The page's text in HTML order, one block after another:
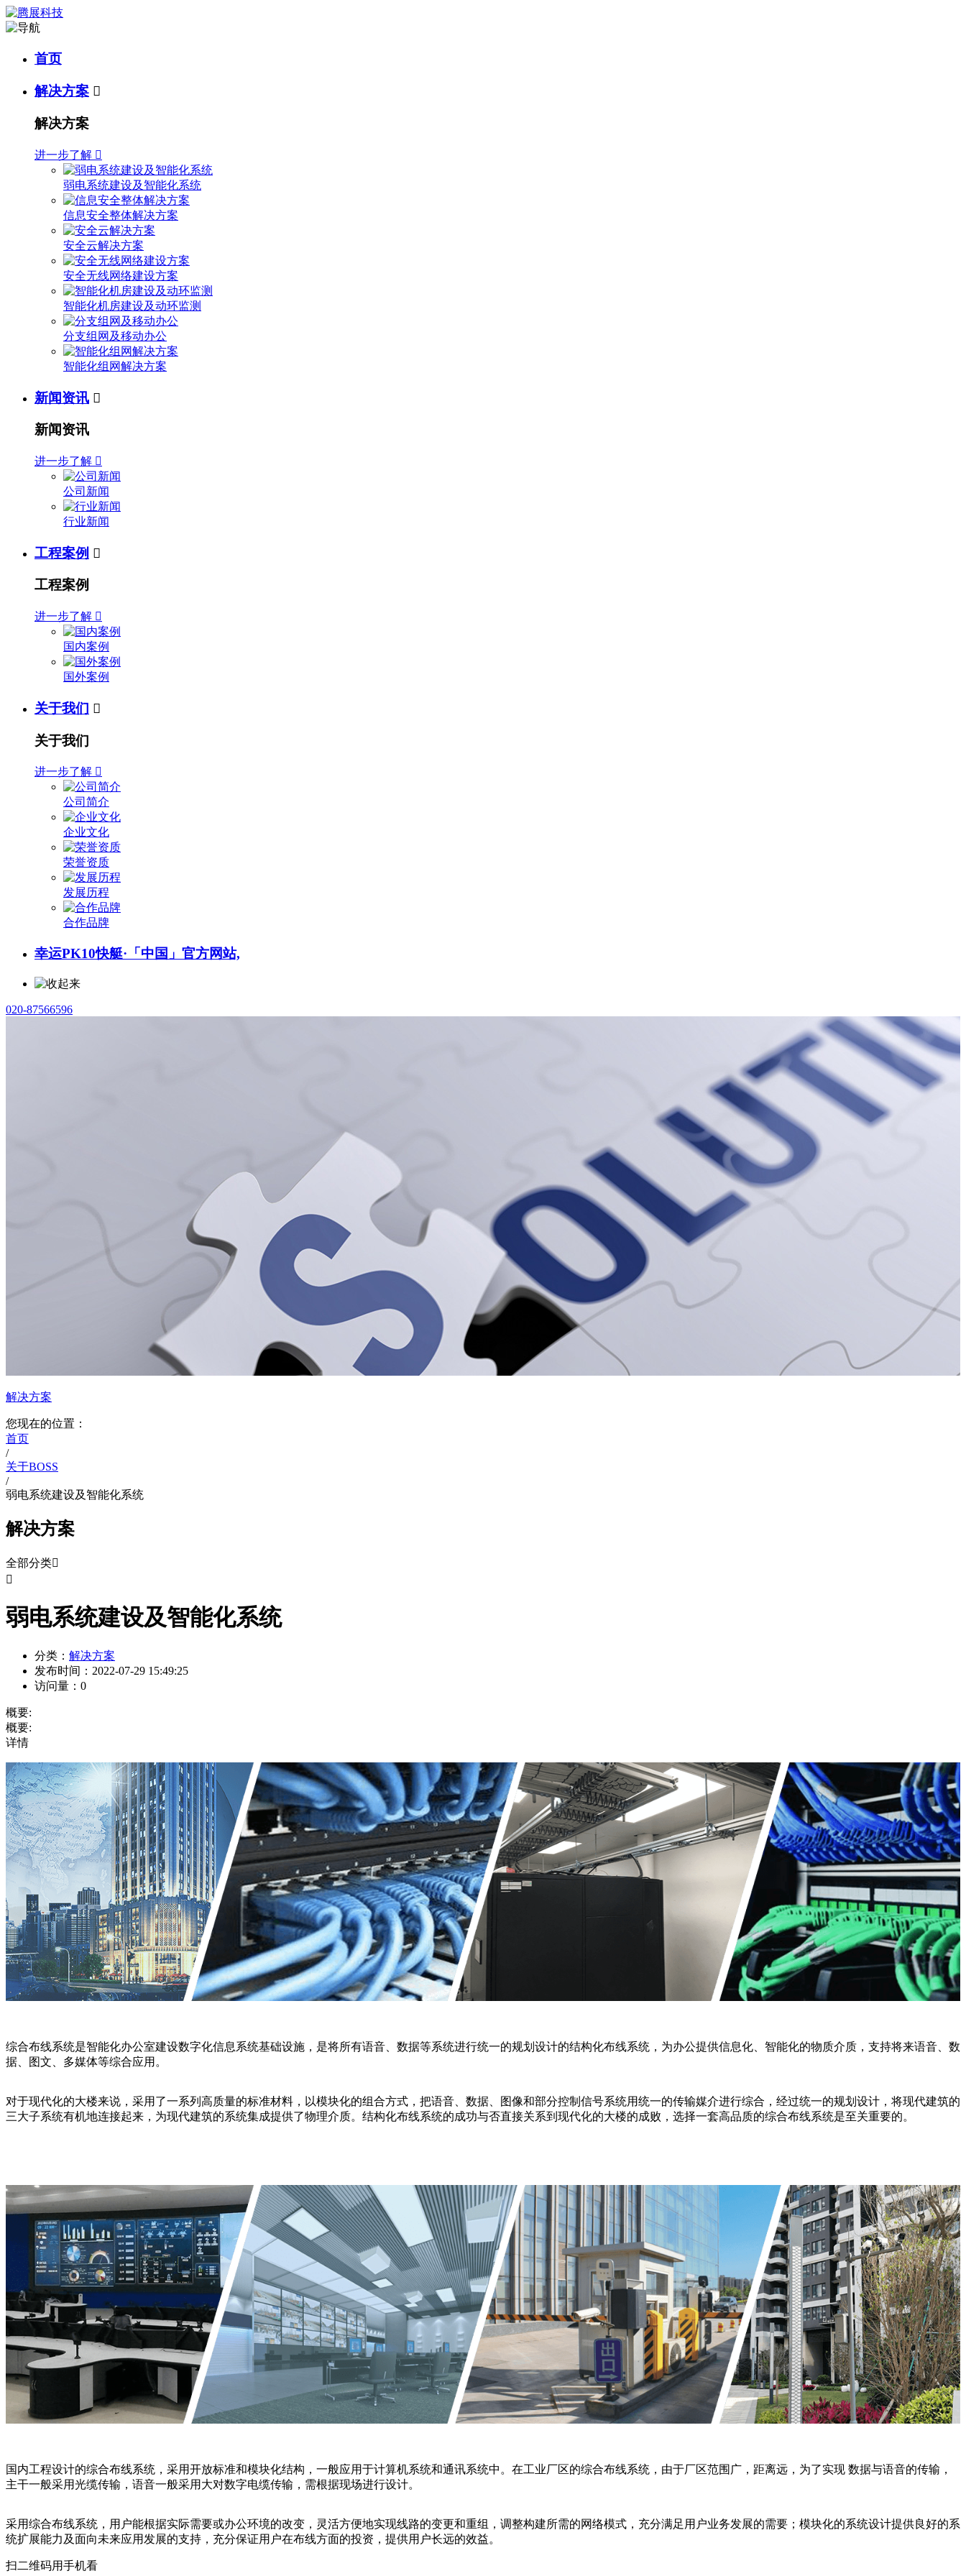
首页
解决方案 
解决方案
进一步了解 
弱电系统建设及智能化系统
信息安全整体解决方案
安全云解决方案
安全无线网络建设方案
智能化机房建设及动环监测
分支组网及移动办公
智能化组网解决方案
新闻资讯 
新闻资讯
进一步了解 
公司新闻
行业新闻
工程案例 
工程案例
进一步了解 
国内案例
国外案例
关于我们 
关于我们
进一步了解 
公司简介
企业文化
荣誉资质
发展历程
合作品牌
幸运PK10快艇·「中国」官方网站,
020-87566596
解决方案
您现在的位置：
首页
/
关于BOSS
/
弱电系统建设及智能化系统
解决方案
全部分类

弱电系统建设及智能化系统
分类： 解决方案
发布时间： 2022-07-29 15:49:25
访问量： 0
概要:
概要:
详情
综合布线系统是智能化办公室建设数字化信息系统基础设施，是将所有语音、数据等系统进行统一的规划设计的结构化布线系统，为办公提供信息化、智能化的物质介质，支持将来语音、数
据、图文、多媒体等综合应用。
对于现代化的大楼来说，采用了一系列高质量的标准材料，以模块化的组合方式，把语音、数据、图像和部分控制信号系统用统一的传输媒介进行综合，经过统一的规划设计，将现代建筑的
三大子系统有机地连接起来，为现代建筑的系统集成提供了物理介质。结构化布线系统的成功与否直接关系到现代化的大楼的成败，选择一套高品质的综合布线系统是至关重要的。
国内工程设计的综合布线系统，采用开放标准和模块化结构，一般应用于计算机系统和通讯系统中。在工业厂区的综合布线系统，由于厂区范围广，距离远，为了实现 数据与语音的传输，
主干一般采用光缆传输，语音一般采用大对数字电缆传输，需根据现场进行设计。
采用综合布线系统，用户能根据实际需要或办公环境的改变，灵活方便地实现线路的变更和重组，调整构建所需的网络模式，充分满足用户业务发展的需要；模块化的系统设计提供良好的系
统扩展能力及面向未来应用发展的支持，充分保证用户在布线方面的投资，提供用户长远的效益。
扫二维码用手机看